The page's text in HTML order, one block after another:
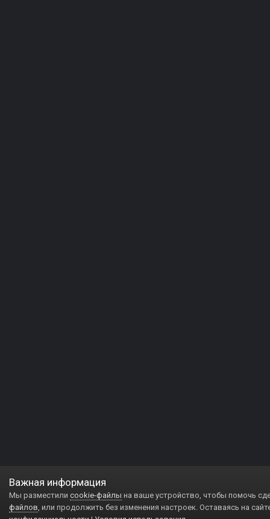
Важная информация
Мы разместили cookie-файлы на ваше устройство, чтобы помочь
файлов, или продолжить без изменения настроек. Оставаясь на